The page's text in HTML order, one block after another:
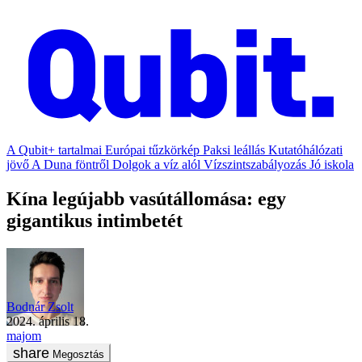
A Qubit+ tartalmai Európai tűzkörkép Paksi leállás Kutatóhálózati
jövő A Duna föntről Dolgok a víz alól Vízszintszabályozás Jó iskola
Kína legújabb vasútállomása: egy
gigantikus intimbetét
Bodnár Zsolt
2024. április 18.
majom
Megosztás